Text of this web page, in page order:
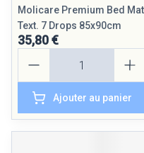
Molicare Premium Bed Mat
Text. 7 Drops 85x90cm
35,80 €
Ajouter au panier